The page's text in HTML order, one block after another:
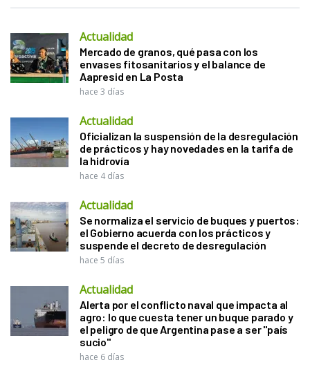
Actualidad
Mercado de granos, qué pasa con los
envases fitosanitarios y el balance de
Aapresid en La Posta
hace 3 días
Actualidad
Oficializan la suspensión de la desregulación
de prácticos y hay novedades en la tarifa de
la hidrovía
hace 4 días
Actualidad
Se normaliza el servicio de buques y puertos:
el Gobierno acuerda con los prácticos y
suspende el decreto de desregulación
hace 5 días
Actualidad
Alerta por el conflicto naval que impacta al
agro: lo que cuesta tener un buque parado y
el peligro de que Argentina pase a ser "país
sucio"
hace 6 días